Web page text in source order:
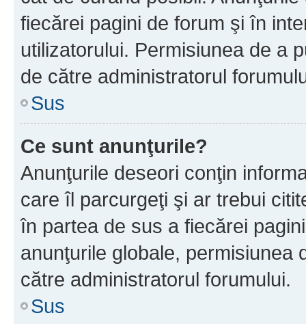
fiecărei pagini de forum şi în
utilizatorului. Permisiunea de a
de către administratorul
Sus
Ce sunt anunţurile?
Anunţurile deseori conţin
care îl parcurgeţi şi ar trebui
în partea de sus a fiecărei
anunţurile globale, permisiunea
către administratorul forumului.
Sus